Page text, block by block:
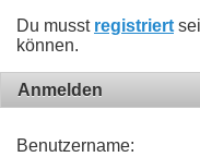
Du musst registriert
können.
Anmelden
Benutzername: